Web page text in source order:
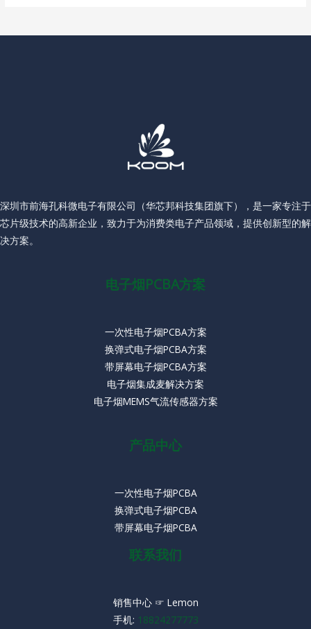
深圳市前海孔科微电子有限公司（华芯邦科技集团旗下），是一家专注于
芯片级技术的高新企业，致力于为消费类电子产品领域，提供创新型的解
决方案。
电子烟PCBA方案
一次性电子烟PCBA方案
换弹式电子烟PCBA方案
带屏幕电子烟PCBA方案
电子烟集成麦解决方案
电子烟MEMS气流传感器方案
产品中心
一次性电子烟PCBA
换弹式电子烟PCBA
带屏幕电子烟PCBA
联系我们
销售中心 ☞ Lemon
手机: 18824277773